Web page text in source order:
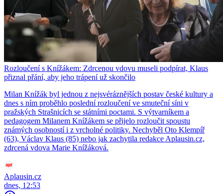
Rozloučení s Knížákem: Zdrcenou vdovu museli podpírat, Klaus
přiznal přání, aby jeho trápení už skončilo
Milan Knížák byl jednou z nejsvéráznějších postav české kultury a
dnes s ním proběhlo poslední rozloučení ve smuteční síni v
pražských Strašnicích se státními poctami. S výtvarníkem a
pedagogem Milanem Knížákem se přijelo rozloučit spoustu
známých osobností i z vrcholné politiky. Nechyběl Oto Klempíř
(63), Václav Klaus (85) nebo jak zachytila redakce Aplausin.cz,
zdrcená vdova Marie Knížáková.
Aplausin.cz
dnes, 12:53